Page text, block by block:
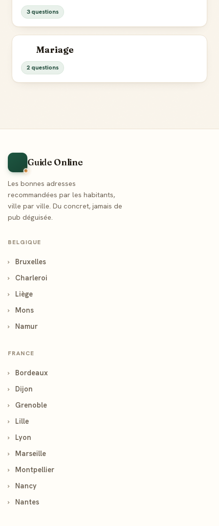
3 questions
Mariage
2 questions
Guide Online
Les bonnes adresses
recommandées par les habitants,
ville par ville. Du concret, jamais de
pub déguisée.
BELGIQUE
›
Bruxelles
›
Charleroi
›
Liège
›
Mons
›
Namur
FRANCE
›
Bordeaux
›
Dijon
›
Grenoble
›
Lille
›
Lyon
›
Marseille
›
Montpellier
›
Nancy
›
Nantes